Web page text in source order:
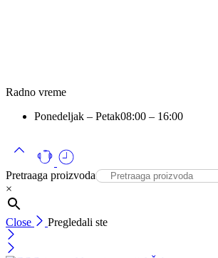
Radno vreme
Ponedeljak – Petak08:00 – 16:00
Pretraaga proizvoda
×
Close Pregledali ste